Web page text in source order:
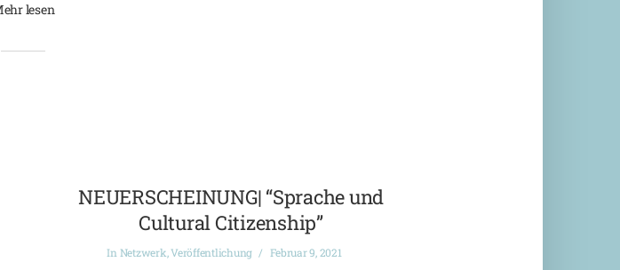
lesen
NEUERSCHEINUNG| “Sprache und
Cultural Citizenship”
In Netzwerk,Veröffentlichung Februar 9, 2021